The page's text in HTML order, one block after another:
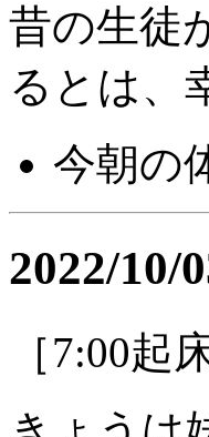
昔の生徒
るとは、
今朝の
2022/10/
［7:00